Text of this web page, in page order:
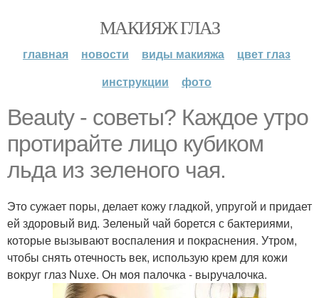
МАКИЯЖ ГЛАЗ
главная новости виды макияжа
цвет глаз
инструкции
фото
Beauty - советы? Каждое утро
протирайте лицо кубиком
льда из зеленого чая.
Это сужает поры, делает кожу гладкой, упругой и придает
ей здоровый вид. Зеленый чай борется с бактериями,
которые вызывают воспаления и покраснения. Утром,
чтобы снять отечность век, использую крем для кожи
вокруг глаз Nuxe. Он моя палочка - выручалочка.